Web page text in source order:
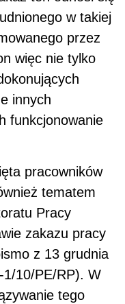
w takiej
przez
więc nie tylko
innych
funkcjonowanie
pracowników
tematem
Pracy
zakazu pracy
z 13 grudnia
10/PE/RP). W
tego